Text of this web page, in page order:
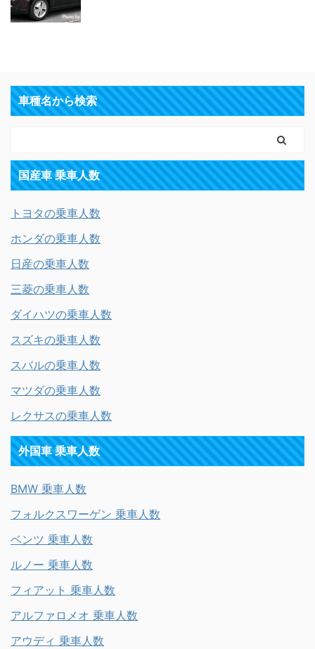
車種名から検索
国産車 乗車人数
トヨタの乗車人数
ホンダの乗車人数
日産の乗車人数
三菱の乗車人数
ダイハツの乗車人数
スズキの乗車人数
スバルの乗車人数
マツダの乗車人数
レクサスの乗車人数
外国車 乗車人数
BMW 乗車人数
フォルクスワーゲン 乗車人数
ベンツ 乗車人数
ルノー 乗車人数
フィアット 乗車人数
アルファロメオ 乗車人数
アウディ 乗車人数